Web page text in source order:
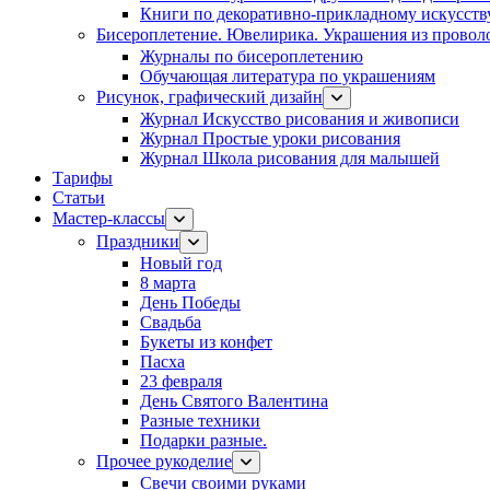
Книги по декоративно-прикладному
Бисероплетение. Ювелирика. Украшения из
Журналы по бисероплетению
Обучающая литература по украшениям
Рисунок, графический дизайн
Журнал Искусство рисования и живописи
Журнал Простые уроки рисования
Журнал Школа рисования для малышей
Тарифы
Статьи
Мастер-классы
Праздники
Новый год
8 марта
День Победы
Свадьба
Букеты из конфет
Пасха
23 февраля
День Святого Валентина
Разные техники
Подарки разные.
Прочее рукоделие
Свечи своими руками